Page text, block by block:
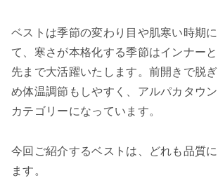
ベストは季節の変わり目や肌寒い時期
て、寒さが本格化する季節はインナー
先まで大活躍いたします。前開きで脱
め体温調節もしやすく、アルパカタウ
カテゴリーになっています。
今回ご紹介するベストは、どれも品質
ます。